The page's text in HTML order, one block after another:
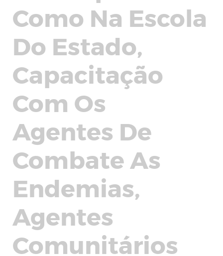
Como Na Escola
Do Estado,
Capacitação
Com Os
Agentes De
Combate As
Endemias,
Agentes
Comunitários